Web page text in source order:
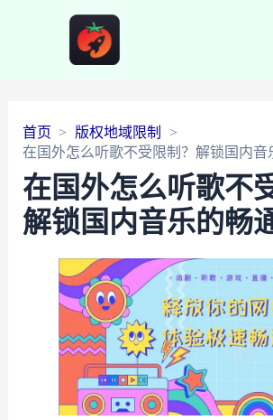
首页
版权地域限制
在国外怎么听歌不受限制？解锁国内音
在国外怎么听歌不
解锁国内音乐的畅